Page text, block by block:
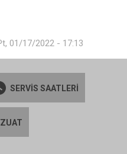
01/17/2022 - 17:13
SERVİS SAATLERİ